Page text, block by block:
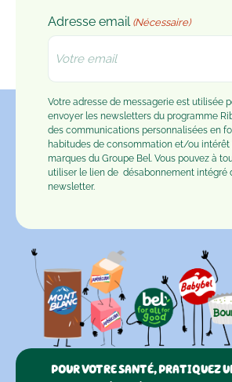
Adresse email (Nécessaire)
Votre adresse de messagerie est utilisée
envoyer les newsletters du programme
des communications personnalisées en
habitudes de consommation et/ou intérêt
marques du Groupe Bel. Vous pouvez à
utiliser le lien de désabonnement intégré
newsletter.
POUR VOTRE SANTÉ, PRATIQUEZ